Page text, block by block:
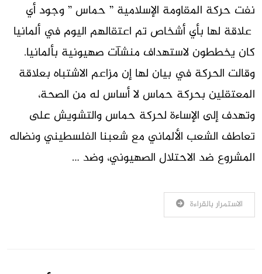
نفت حركة المقاومة الإسلامية ” حماس ” وجود أي
علاقة لها بأي أشخاص تم اعتقالهم اليوم في ألمانيا
كان يخططون لاستهداف منشآت صهيونية بألمانيا.
وقالت الحركة في بيان لها إن مزاعم الاشتباه بعلاقة
المعتقلين بحركة حماس لا أساس له من الصحة،
وتهدف إلى الإساءة لحركة حماس والتشويش على
تعاطف الشعب الألماني مع شعبنا الفلسطيني ونضاله
المشروع ضد الاحتلال الصهيوني، وضد …
الاستمرار بالقراءة